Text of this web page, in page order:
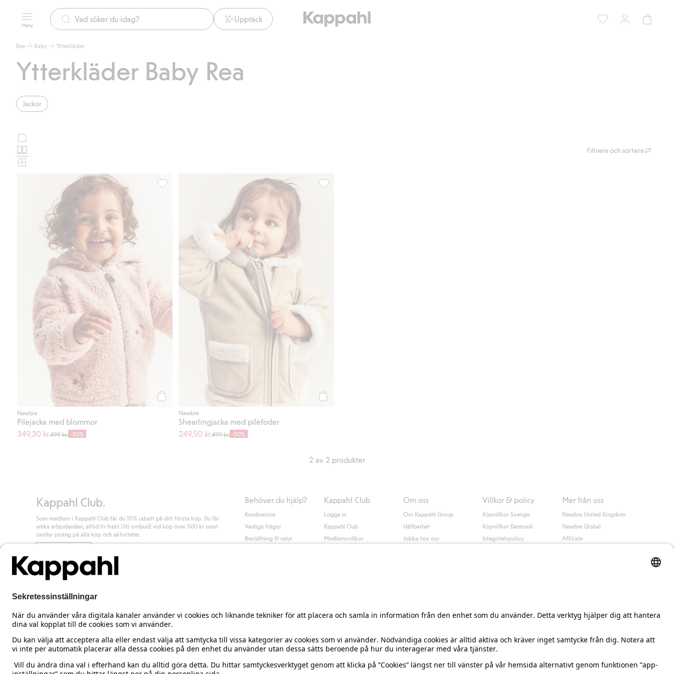
Meny
Upptäck
Rea Baby Ytterkläder
Ytterkläder Baby Rea
Jackor
Välj
produktkortslayout
Filtrera och sortera
Newbie
Pilejacka med blommor
349,30 kr.499 kr. -30%
Pilejacka med blommor, Lägg till i favoriter
Newbie
Shearlingjacka med pilefoder
249,50 kr.499 kr. -50%
2 av 2 produkter
Kappahl Club.
Som medlem i Kappahl Club får du 15% rabatt på ditt första köp. Du får
unika erbjudanden, alltid fri frakt (till ombud) vid köp över 500 kr samt
samlar poäng på alla köp och aktiviteter.
Behöver du hjälp?
Kundservice
Vanliga frågor
Beställning & retur
Kappahl Club
Logga in
Kappahl Club
Medlemsvillkor
Om oss
Om Kappahl Group
Hållbarhet
Jobba hos oss
Villkor & policy
Köpvillkor Sverige
Köpvillkor Danmark
Integritetspolicy
Mer från oss
Newbie United Kingdom
Newbie Global
Affiliate
Sweden Ändra land